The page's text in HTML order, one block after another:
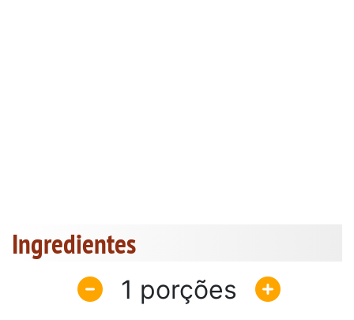
Ingredientes
1